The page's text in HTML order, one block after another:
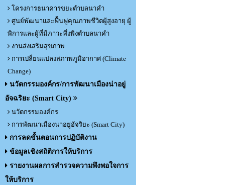
โครงการธนาคารขยะตำบลนาคำ
ศูนย์พัฒนาและฟื้นฟูคุณภาพชีวิตผู้สูงอายุ ผู้
พิการและผู้ที่มีภาวะพึ่งพิงตำบลนาคำ
งานส่งเสริมสุขภาพ
การเปลี่ยนแปลงสภาพภูมิอากาศ (Climate
Change)
นวัตกรรมองค์กร/การพัฒนาเมืองน่าอยู่
อัจฉริยะ (Smart City)
นวัตกรรมองค์กร
การพัฒนาเมืองน่าอยู่อัจริยะ (Smart City)
การลดขั้นตอนการปฏิบัติงาน
ข้อมูลเชิงสถิติการให้บริการ
รายงานผลการสำรวจความพึงพอใจการ
ให้บริการ